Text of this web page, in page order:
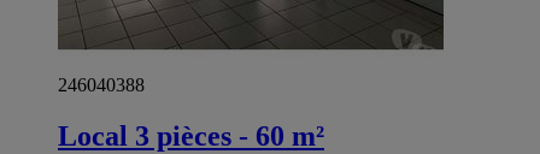
246040388
Local 3 pièces - 60 m²